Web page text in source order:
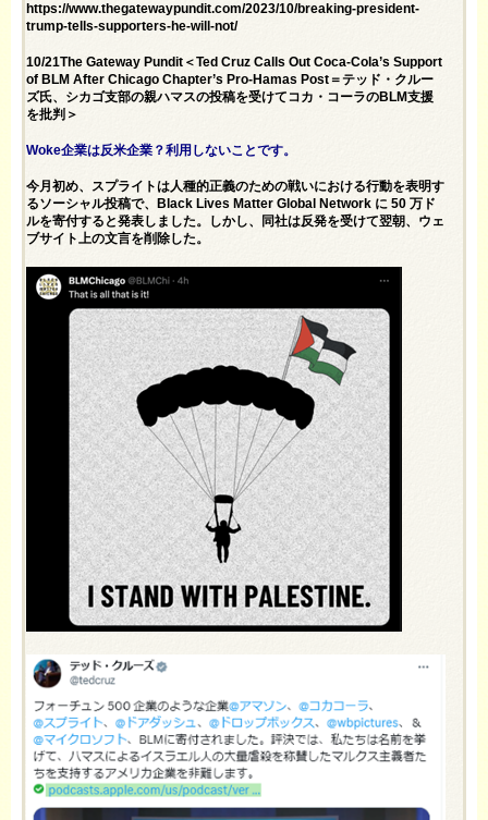
https://www.thegatewaypundit.com/2023/10/breaking-president-
trump-tells-supporters-he-will-not/
10/21The Gateway Pundit＜Ted Cruz Calls Out Coca-Cola’s Support
of BLM After Chicago Chapter’s Pro-Hamas Post＝テッド・クルー
ズ氏、シカゴ支部の親ハマスの投稿を受けてコカ・コーラのBLM支援
を批判＞
Woke企業は反米企業？利用しないことです。
今月初め、スプライトは人種的正義のための戦いにおける行動を表明す
るソーシャル投稿で、Black Lives Matter Global Network に 50 万ド
ルを寄付すると発表しました。しかし、同社は反発を受けて翌朝、ウェ
ブサイト上の文言を削除した。